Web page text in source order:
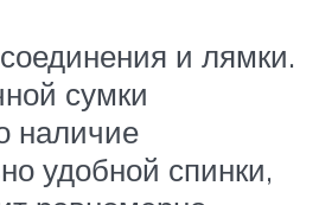
и лямки.
сумки
наличие
удобной спинки,